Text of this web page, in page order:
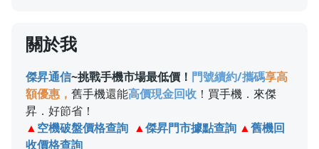
關於我
傑昇通信~挑戰手機市場最低價！ 門號續約/攜碼享高
額優惠， 舊手機還能高價現金回收 ！ 買手機 ． 來傑
昇 ．好節省！
▲空機破盤價格查詢 ▲傑昇門市據點查詢 ▲舊機回
收價格查詢